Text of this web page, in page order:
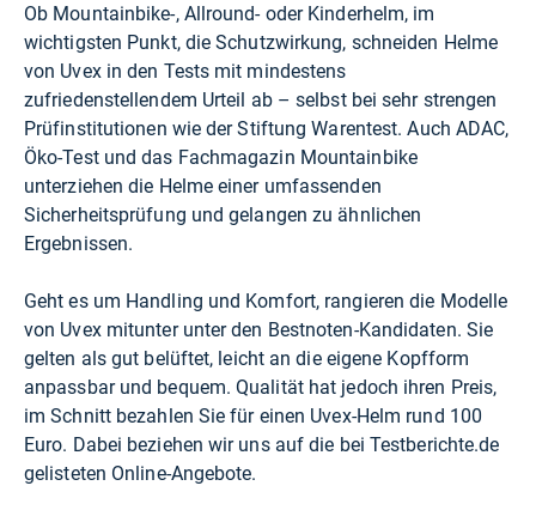
Ob Mountainbike-, Allround- oder Kinderhelm, im
wichtigsten Punkt, die Schutzwirkung, schneiden Helme
von Uvex in den Tests mit mindestens
zufriedenstellendem Urteil ab – selbst bei sehr strengen
Prüfinstitutionen wie der Stiftung Warentest. Auch ADAC,
Öko-Test und das Fachmagazin Mountainbike
unterziehen die Helme einer umfassenden
Sicherheitsprüfung und gelangen zu ähnlichen
Ergebnissen.
Geht es um Handling und Komfort, rangieren die Modelle
von Uvex mitunter unter den Bestnoten-Kandidaten. Sie
gelten als gut belüftet, leicht an die eigene Kopfform
anpassbar und bequem. Qualität hat jedoch ihren Preis,
im Schnitt bezahlen Sie für einen Uvex-Helm rund 100
Euro. Dabei beziehen wir uns auf die bei Testberichte.de
gelisteten Online-Angebote.